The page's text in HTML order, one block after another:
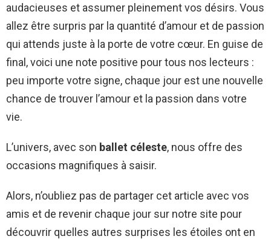
audacieuses et assumer pleinement vos désirs. Vous
allez être surpris par la quantité d’amour et de passion
qui attends juste à la porte de votre cœur. En guise de
final, voici une note positive pour tous nos lecteurs :
peu importe votre signe, chaque jour est une nouvelle
chance de trouver l’amour et la passion dans votre
vie.
L’univers, avec son ballet céleste, nous offre des
occasions magnifiques à saisir.
Alors, n’oubliez pas de partager cet article avec vos
amis et de revenir chaque jour sur notre site pour
découvrir quelles autres surprises les étoiles ont en